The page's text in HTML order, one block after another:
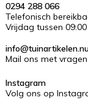
0294 288 066
Telefonisch
Vrijdag tussen
Mail ons met
Instagram
Volg ons op